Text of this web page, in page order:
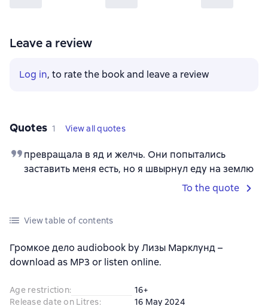
Leave a review
Log in, to rate the book and leave a review
Quotes 1 View all quotes
превращала в яд и желчь. Они попытались
заставить меня есть, но я швырнул еду на землю
To the quote
View table of contents
Громкое дело audiobook by Лизы Марклунд –
download as MP3 or listen online.
Age restriction:
16+
Release date on Litres:
16 May 2024